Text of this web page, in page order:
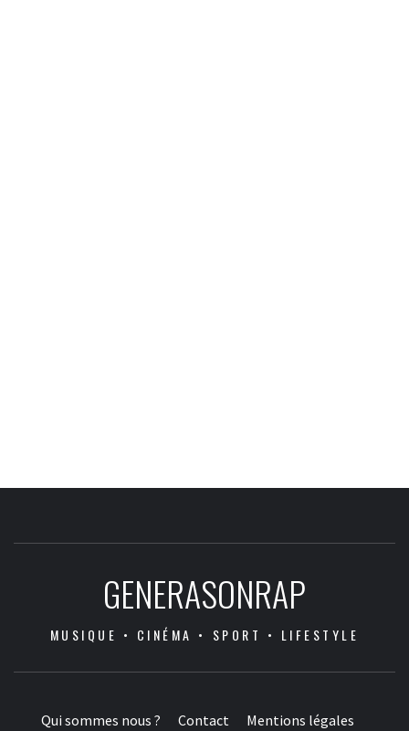
GENERASONRAP
MUSIQUE • CINÉMA • SPORT • LIFESTYLE
Qui sommes nous ? Contact Mentions légales